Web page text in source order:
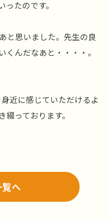
たのです。
と思いました。先生の良
くんだなあと・・・・。
近に感じていただけるよ
っております。
へ